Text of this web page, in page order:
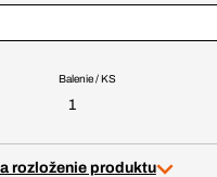
Balenie / KS
1
rozloženie produktu